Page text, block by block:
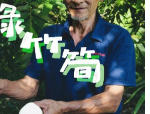
熱銷蔬果
在地紫心地瓜
挖出來，費時費力。紫心地瓜甜度